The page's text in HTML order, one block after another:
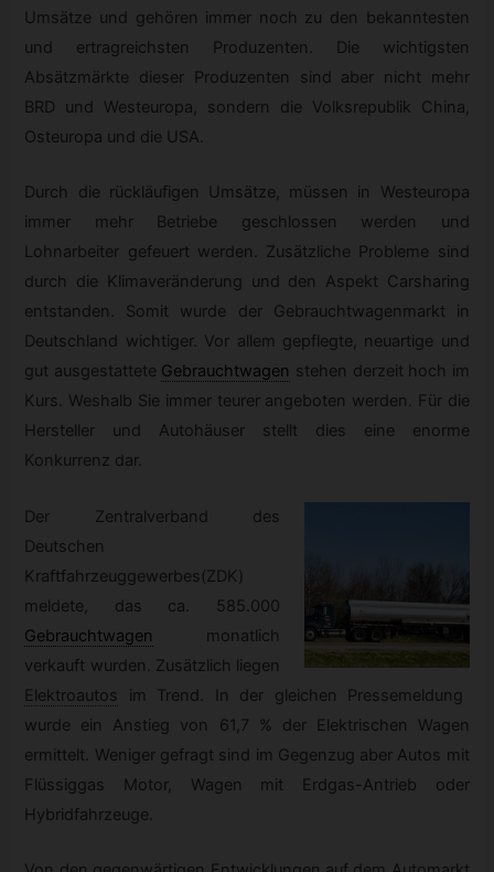
Umsätze und gehören immer noch zu den bekanntesten
und ertragreichsten Produzenten. Die wichtigsten
Absätzmärkte dieser Produzenten sind aber nicht mehr
BRD und Westeuropa, sondern die Volksrepublik China,
Osteuropa und die USA.
Durch die rückläufigen Umsätze, müssen in Westeuropa
immer mehr Betriebe geschlossen werden und
Lohnarbeiter gefeuert werden. Zusätzliche Probleme sind
durch die Klimaveränderung und den Aspekt Carsharing
entstanden. Somit wurde der Gebrauchtwagenmarkt in
Deutschland wichtiger. Vor allem gepflegte, neuartige und
gut ausgestattete Gebrauchtwagen stehen derzeit hoch im
Kurs. Weshalb Sie immer teurer angeboten werden. Für die
Hersteller und Autohäuser stellt dies eine enorme
Konkurrenz dar.
Der Zentralverband des
Deutschen
Kraftfahrzeuggewerbes(ZDK)
meldete, das ca. 585.000
Gebrauchtwagen
monatlich
verkauft wurden. Zusätzlich liegen
Elektroautos
im Trend. In der gleichen Pressemeldung
wurde ein Anstieg von 61,7 % der Elektrischen Wagen
ermittelt. Weniger gefragt sind im Gegenzug aber Autos mit
Flüssiggas Motor, Wagen mit Erdgas-Antrieb oder
Hybridfahrzeuge.